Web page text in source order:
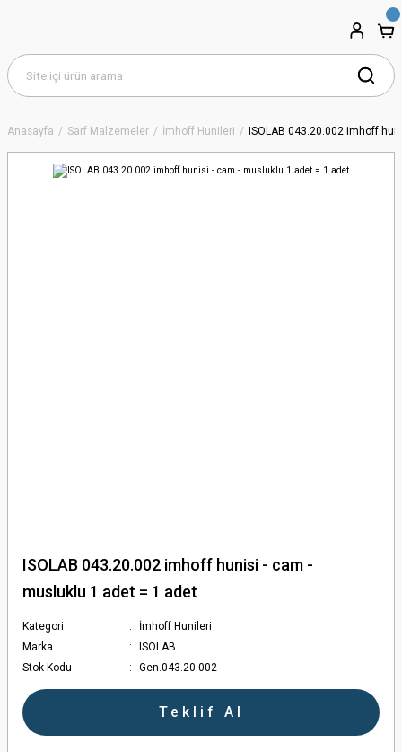
Anasayfa Sarf Malzemeler İmhoff Hunileri ISOLAB 043.20.002 imhoff
ISOLAB 043.20.002 imhoff hunisi - cam -
musluklu 1 adet = 1 adet
Kategori
İmhoff Hunileri
Marka
ISOLAB
Stok Kodu
Gen.043.20.002
Teklif Al